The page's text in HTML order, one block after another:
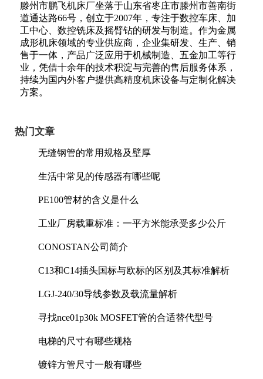
滕州市鹏飞机床厂坐落于山东省枣庄市滕州市善南街
道通达路66号，创立于2007年，专注于数控车床、加
工中心、数控铣床及摇臂钻的研发与制造。作为金属
成形机床领域的专业供应商，企业集研发、生产、销
售于一体，产品广泛应用于机械制造、五金加工等行
业，凭借十余年的技术积淀与完善的售后服务体系，
持续为国内外客户提供高精度机床设备与定制化解决
方案。
热门文章
无缝钢管的常用规格及壁厚
生活中常见的传感器有哪些呢
PE100管材的含义是什么
工业厂房载重标准：一平方米能承受多少公斤
CONOSTAN公司简介
C13和C14插头国标与欧标的区别及其标准解析
LGJ-240/30导线参数及载流量解析
寻找nce01p30k MOSFET管的合适替代型号
电梯的尺寸有哪些规格
镀锌方管尺寸一般有哪些